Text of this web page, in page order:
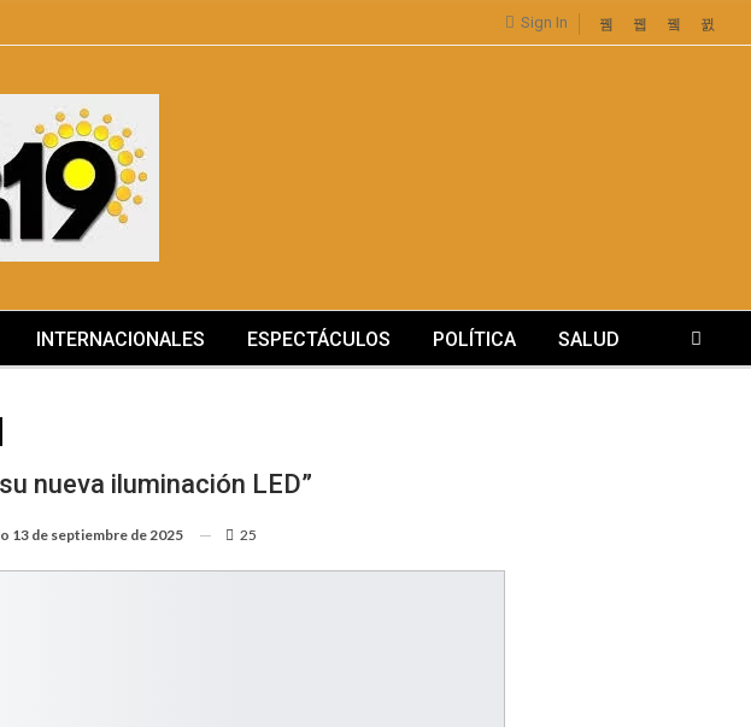
Sign In
INTERNACIONALES ESPECTÁCULOS POLÍTICA SALUD
nueva iluminación LED”
13 de septiembre de 2025 25